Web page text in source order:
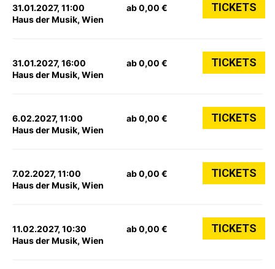
31.01.2027, 11:00
Haus der Musik, Wien
ab 0,00 € TICKETS
31.01.2027, 16:00
Haus der Musik, Wien
ab 0,00 € TICKETS
6.02.2027, 11:00
Haus der Musik, Wien
ab 0,00 € TICKETS
7.02.2027, 11:00
Haus der Musik, Wien
ab 0,00 € TICKETS
11.02.2027, 10:30
Haus der Musik, Wien
ab 0,00 € TICKETS